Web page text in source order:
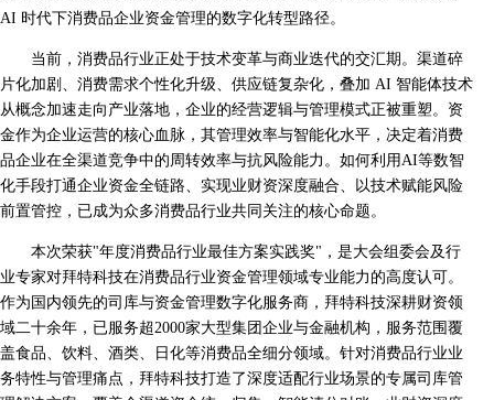
AI 时代下消费品企业资金管理的数字化转型路径。
当前，消费品行业正处于技术变革与商业迭代的交汇期。渠道碎
片化加剧、消费需求个性化升级、供应链复杂化，叠加 AI 智能体技术
从概念加速走向产业落地，企业的经营逻辑与管理模式正被重塑。资
金作为企业运营的核心血脉，其管理效率与智能化水平，决定着消费
品企业在全渠道竞争中的周转效率与抗风险能力。如何利用AI等数智
化手段打通企业资金全链路、实现业财资深度融合、以技术赋能风险
前置管控，已成为众多消费品行业共同关注的核心命题。
本次荣获"年度消费品行业最佳方案实践奖"，是大会组委会及行
业专家对拜特科技在消费品行业资金管理领域专业能力的高度认可。
作为国内领先的司库与资金管理数字化服务商，拜特科技深耕财资领
域二十余年，已服务超2000家大型集团企业与金融机构，服务范围覆
盖食品、饮料、酒类、日化等消费品全细分领域。针对消费品行业业
务特性与管理痛点，拜特科技打造了深度适配行业场景的专属司库管